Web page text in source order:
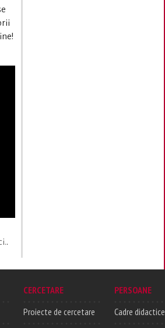
.
CERCETARE
Proiecte de cercetare
PERSOANE
Cadre didactice